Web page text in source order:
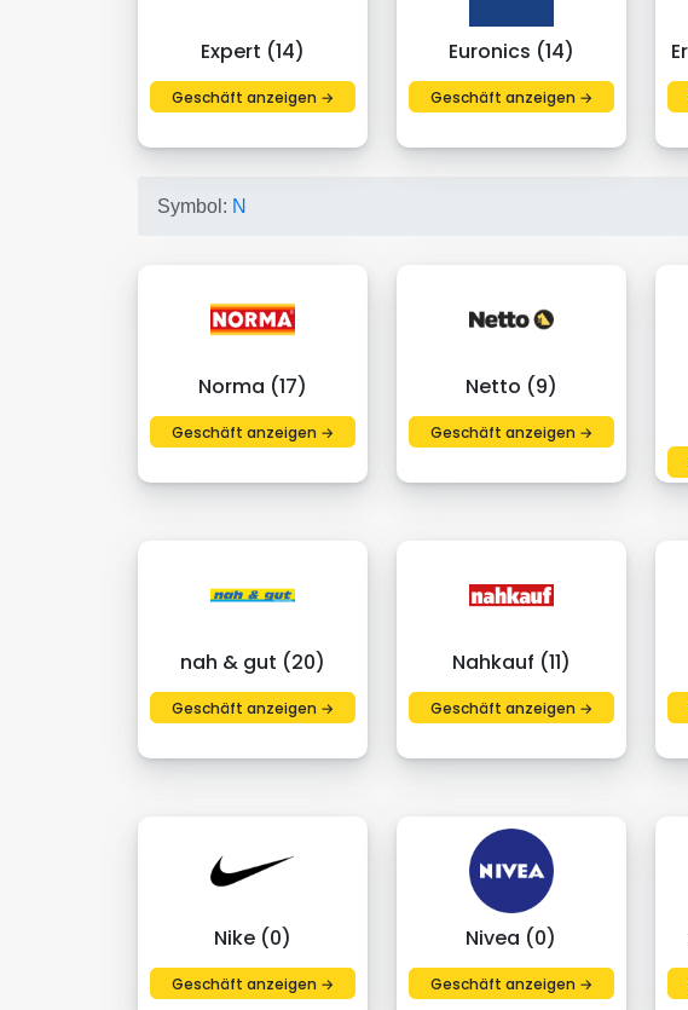
Expert (14)
Geschäft anzeigen →
Euronics (14)
Geschäft anzeigen →
Symbol: N
Norma (17)
Geschäft anzeigen →
Netto (9)
Geschäft anzeigen →
nah & gut (20)
Geschäft anzeigen →
Nahkauf (11)
Geschäft anzeigen →
Nike (0)
Geschäft anzeigen →
Nivea (0)
Geschäft anzeigen →